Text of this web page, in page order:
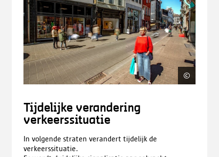
©
Tijdelijke verandering
verkeerssituatie
In volgende straten verandert tijdelijk de
verkeerssituatie.